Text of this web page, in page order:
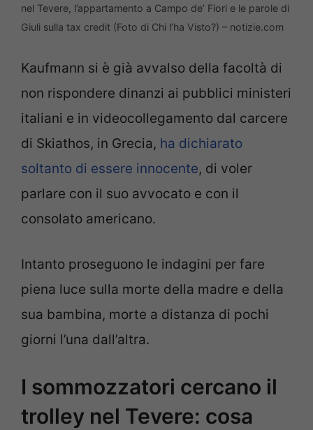
nel Tevere, l’appartamento a Campo de’ Fiori e le parole di
Giuli sulla tax credit (Foto di Chi l’ha Visto?) – notizie.com
Kaufmann si è già avvalso della facoltà di
non rispondere dinanzi ai pubblici ministeri
italiani e in videocollegamento dal carcere
di Skiathos, in Grecia, ha dichiarato
soltanto di essere innocente, di voler
parlare con il suo avvocato e con il
consolato americano.
Intanto proseguono le indagini per fare
piena luce sulla morte della madre e della
sua bambina, morte a distanza di pochi
giorni l’una dall’altra.
I sommozzatori cercano il
trolley nel Tevere: cosa